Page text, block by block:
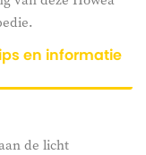
en informatie
de licht